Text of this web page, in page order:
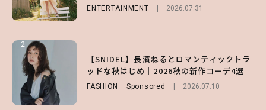
ENTERTAINMENT 2026.07.31
2
【SNIDEL】長濱ねるとロマンティックトラ
ッドな秋はじめ｜2026秋の新作コーデ4選
FASHION Sponsored 2026.07.10
LIFESTYLE 2026.07.31
2
【齋藤飛鳥】人生初のロブに！「意外としっ
くりくるし、すごく新鮮で心地いい」ヘアカ
ットの様子を独占でお届け♡
ENTERTAINMENT 2026.07.30
2
【付録】総柄ハローキティが可愛すぎ♡ 紀
ノ国屋コラボの“優秀保冷バッグ”は夏の強
い味方！【オトナミューズ9月号増刊】